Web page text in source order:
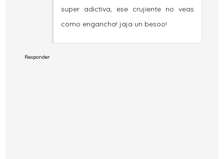
super adictiva, ese crujiente no veas
como engancha! jaja un besoo!
Responder